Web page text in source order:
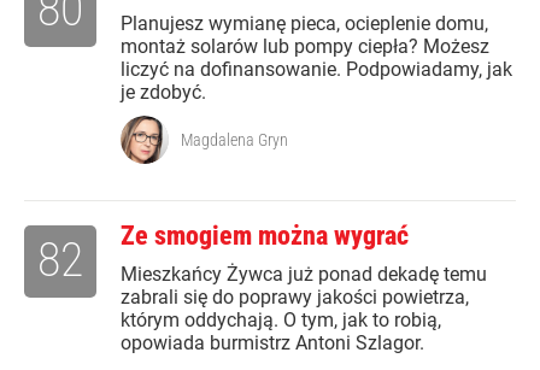
Planujesz wymianę pieca, ocieplenie domu,
montaż solarów lub pompy ciepła? Możesz
liczyć na dofinansowanie. Podpowiadamy, jak
je zdobyć.
Magdalena Gryn
Ze smogiem można wygrać
Mieszkańcy Żywca już ponad dekadę temu
zabrali się do poprawy jakości powietrza,
którym oddychają. O tym, jak to robią,
opowiada burmistrz Antoni Szlagor.
82